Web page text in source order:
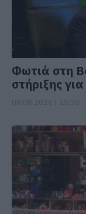
Φωτιά στη
στήριξης